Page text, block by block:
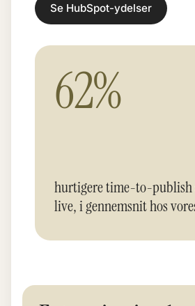
Se HubSpot-ydelser
62%
hurtigere time-to-publish
live, i gennemsnit hos